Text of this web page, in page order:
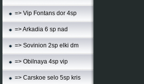
=> Vip Fontans dor 4sp
=> Arkadia 6 sp nad
=> Sovinion 2sp elki dm
=> Obilnaya 4sp vip
=> Carskoe selo 5sp kris